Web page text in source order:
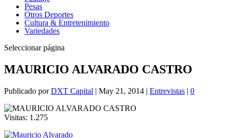
Pesas
Otros Deportes
Cultura & Entretenimiento
Variedades
Seleccionar página
MAURICIO ALVARADO CASTRO
Publicado porDXT Capital | May 21, 2014 | Entrevistas | 0
Visitas: 1.275